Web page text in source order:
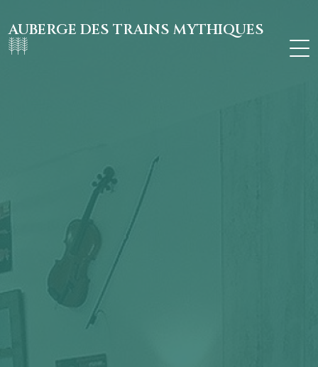
AUBERGE DES TRAINS MYTHIQUES